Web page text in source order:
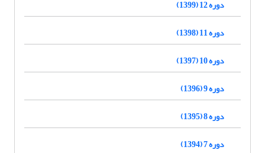
دوره 12 (1399)
دوره 11 (1398)
دوره 10 (1397)
دوره 9 (1396)
دوره 8 (1395)
دوره 7 (1394)